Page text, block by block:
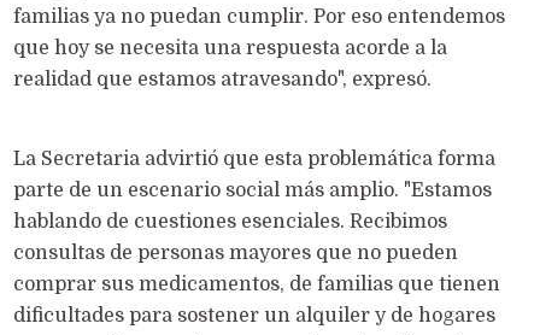
familias ya no puedan cumplir. Por eso entendemos
que hoy se necesita una respuesta acorde a la
realidad que estamos atravesando", expresó.
La Secretaria advirtió que esta problemática forma
parte de un escenario social más amplio. "Estamos
hablando de cuestiones esenciales. Recibimos
consultas de personas mayores que no pueden
comprar sus medicamentos, de familias que tienen
dificultades para sostener un alquiler y de hogares